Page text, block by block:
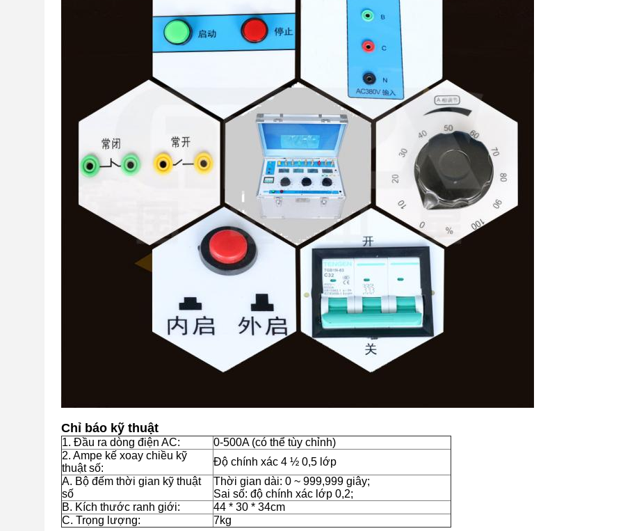
Chỉ báo kỹ thuật
1. Đầu ra dòng điện AC:
0-500A (có thể tùy chỉnh)
2. Ampe kế xoay chiều kỹ
thuật số:
Độ chính xác 4 ½ 0,5 lớp
A. Bộ đếm thời gian kỹ thuật
số
Thời gian dài: 0 ~ 999,999 giây;
Sai số: độ chính xác lớp 0,2;
B. Kích thước ranh giới:
44 * 30 * 34cm
C. Trọng lượng:
7kg